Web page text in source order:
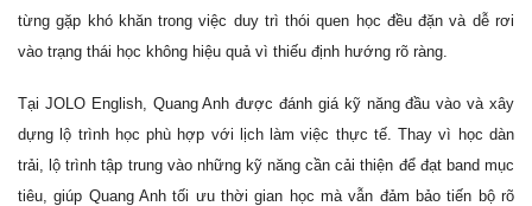
từng gặp khó khăn trong việc duy trì thói quen học đều đặn và dễ rơi
vào trạng thái học không hiệu quả vì thiếu định hướng rõ ràng.
Tại JOLO English, Quang Anh được đánh giá kỹ năng đầu vào và xây
dựng lộ trình học phù hợp với lịch làm việc thực tế. Thay vì học dàn
trải, lộ trình tập trung vào những kỹ năng cần cải thiện để đạt band mục
tiêu, giúp Quang Anh tối ưu thời gian học mà vẫn đảm bảo tiến bộ rõ